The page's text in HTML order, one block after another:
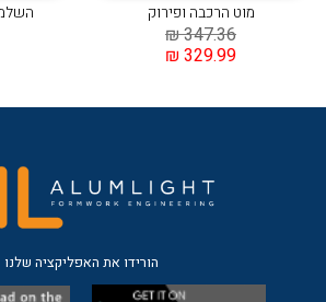
מוט הרכבה ופירוק
347.36
₪
329.99
₪
הורידו את האפליקציה שלנו